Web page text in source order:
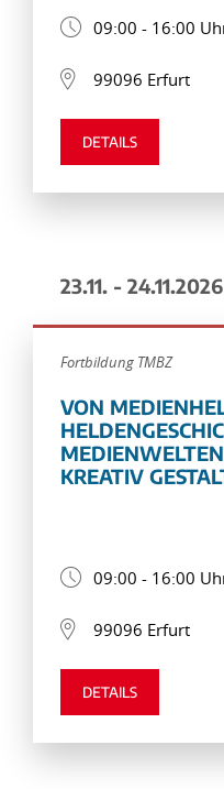
09:00 - 16:00
99096 Erfurt
DETAILS
23.11. - 24.11.2026
Fortbildung TMBZ
VON
KREATIV
09:00 - 16:00
99096 Erfurt
DETAILS